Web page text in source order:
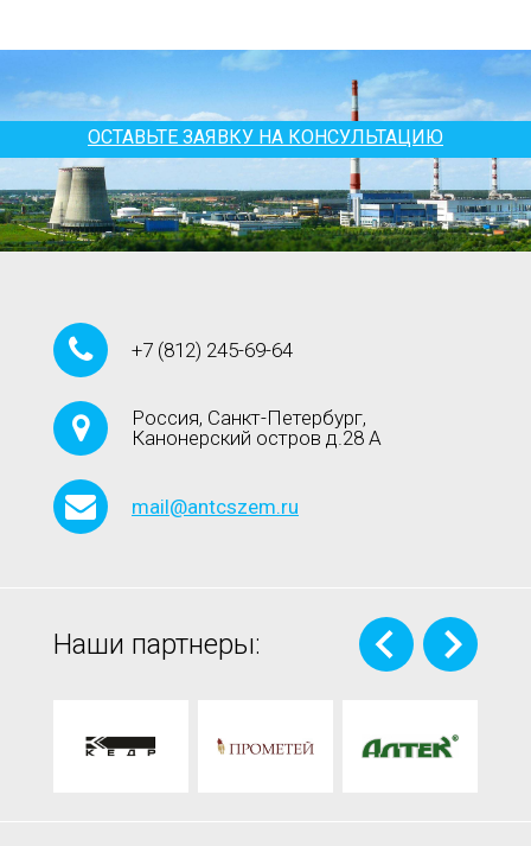
ОСТАВЬТЕ ЗАЯВКУ НА КОНСУЛЬТАЦИЮ
+7 (812) 245-69-64
Россия, Санкт-Петербург,
Канонерский остров д.28 А
mail@antcszem.ru
Наши партнеры: